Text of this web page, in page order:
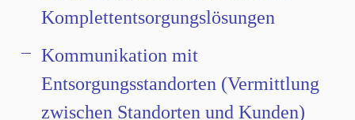
Komplettentsorgungslösungen
Kommunikation mit
Entsorgungsstandorten (Vermittlung
zwischen Standorten und Kunden)